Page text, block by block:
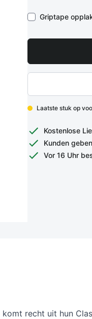
Griptape
Laatste stuk op
Kostenlose
Kunden
Vor 16 Uhr
recht uit hun